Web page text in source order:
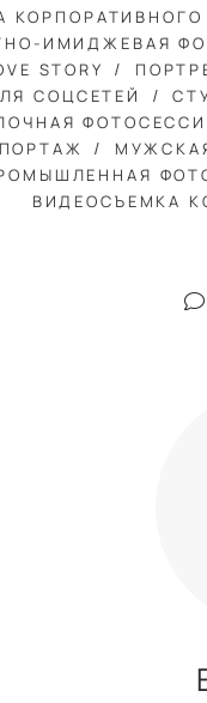
ИМИДЖЕВАЯ
STORY
СОЦСЕТЕЙ
ВИДЕОСЪЕМКА